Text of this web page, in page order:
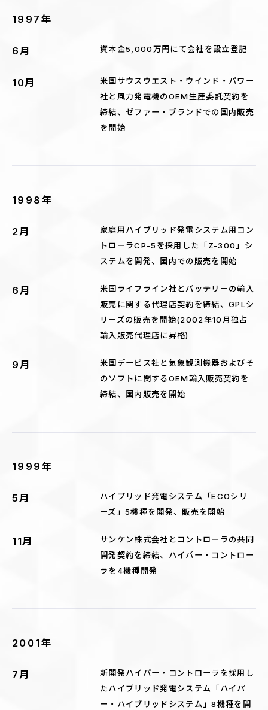
1997年
6月 資本金5,000万円にて会社を設立登記
10月
米国サウスウエスト・ウインド・パワー
社と風力発電機のOEM生産委託契約を
締結、ゼファー・ブランドでの国内販売
を開始
1998年
2月
家庭用ハイブリッド発電システム用コン
トローラCP-5を採用した「Z-300」シ
ステムを開発、国内での販売を開始
6月
米国ライフライン社とバッテリーの輸入
販売に関する代理店契約を締結、GPLシ
リーズの販売を開始(2002年10月独占
輸入販売代理店に昇格)
9月
米国デービス社と気象観測機器およびそ
のソフトに関するOEM輸入販売契約を
締結、国内販売を開始
1999年
5月
ハイブリッド発電システム「ECOシリ
ーズ」5機種を開発、販売を開始
11月
サンケン株式会社とコントローラの共同
開発契約を締結、ハイパー・コントロー
ラを4機種開発
2001年
7月
新開発ハイパー・コントローラを採用し
たハイブリッド発電システム「ハイパ
ー・ハイブリッドシステム」8機種を開